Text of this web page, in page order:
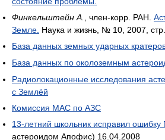
Финкельштейн А.
, член-корр. РАН.
Земле. Наука и жизнь, № 10, 2007,
База данных земных ударных
База данных по околоземным
Радиолокационные исследования
с Землёй
Комиссия МАС по АЗС
13-летний школьник исправил ошибку
астероидом Апофис) 16.04.2008